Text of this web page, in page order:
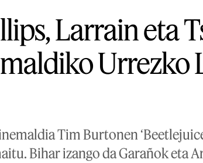
Larrain eta
Urrezko
Tim Burtonen
Bihar izango da Garañok eta